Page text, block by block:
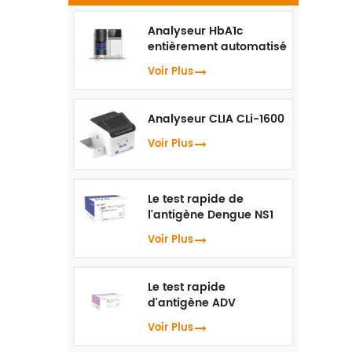
Analyseur HbA1c
entièrement automatisé
HLC-100
Voir Plus
Analyseur CLIA CLi-1600
Voir Plus
Le test rapide de
l'antigène Dengue NS1
Voir Plus
Le test rapide
d'antigène ADV
Voir Plus